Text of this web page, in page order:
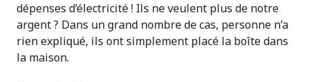
dépenses d’électricité ! Ils ne veulent plus de notre
argent ? Dans un grand nombre de cas, personne n’a
rien expliqué, ils ont simplement placé la boîte dans
la maison.